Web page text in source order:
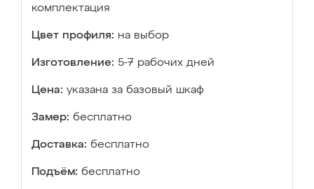
комплектация
Цвет профиля: на выбор
Изготовление: 5-7 рабочих дней
Цена: указана за базовый шкаф
Замер: бесплатно
Доставка: бесплатно
Подъём: бесплатно